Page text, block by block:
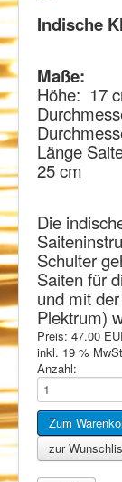
Indische
Maße:
Höhe: 17
Länge
25 cm
Die
Schulter
Saiten für
und mit
Plektrum)
Preis: 47.00
inkl. 19 %
Anzahl: